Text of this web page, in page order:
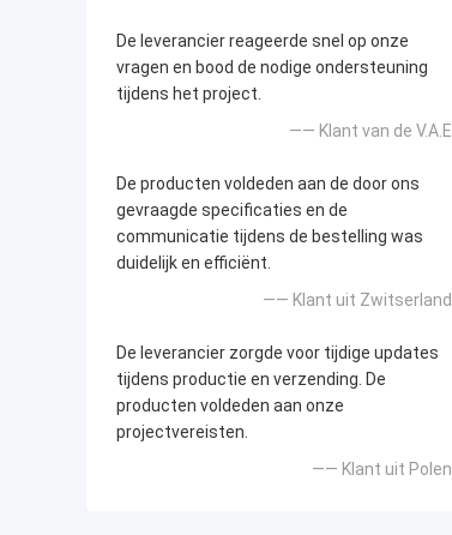
De leverancier reageerde snel op onze
vragen en bood de nodige ondersteuning
tijdens het project.
—— Klant van de V.A.E
De producten voldeden aan de door ons
gevraagde specificaties en de
communicatie tijdens de bestelling was
duidelijk en efficiënt.
—— Klant uit Zwitserland
De leverancier zorgde voor tijdige updates
tijdens productie en verzending. De
producten voldeden aan onze
projectvereisten.
—— Klant uit Polen